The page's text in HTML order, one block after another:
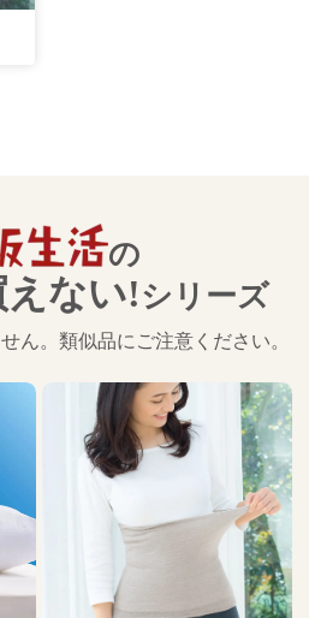
の
ない!シリーズ
ん。類似品にご注意ください。